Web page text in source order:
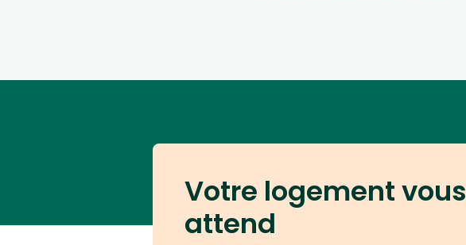
Votre logement vous
attend